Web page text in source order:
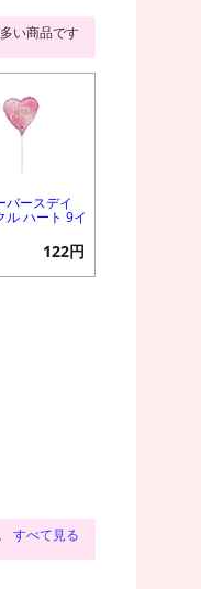
い商品です
バースデイ
ル ハート 9イ
122円
すべて見る